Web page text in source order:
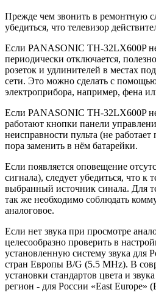
Прежде чем звонить в ремонтную
убедиться, что телевизор
Если PANASONIC TH-32LX600P
периодически отключается,
розеток и удлинителей в местах
сети. Это можно сделать с
электроприбора, например, фена
Если PANASONIC TH-32LX600P не
работают кнопки панели
неисправности пульта (не
пора заменить в нём батарейки.
Если появляется оповещение
сигнала), следует убедиться, что к
выбранный источник синала. Для
так же необходимо соблюдать
аналоговое.
Если нет звука при просмотре
целесообразно проверить в
установленную систему звука для
стран Европы B/G (5.5 MHz). В
установки стандартов цвета и
регион - для России «East Europe»